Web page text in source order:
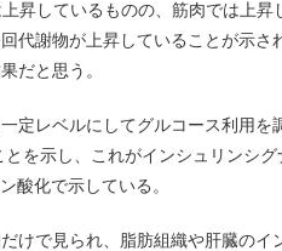
昇しているものの、筋肉では上
代謝物が上昇していることが示
だと思う。
定レベルにしてグルコース利用
を示し、これがインシュリンシグ
酸化で示している。
けで見られ、脂肪組織や肝臓のイ